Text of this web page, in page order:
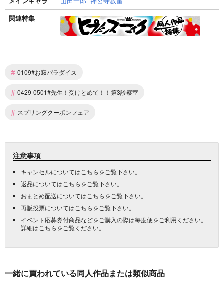
関連特集
# 0109#お寂パラダイス
# 0429-0501#先生！受けとめて！！第3診察室
# スプリングクーポンフェア
注意事項
キャンセルについては こちらをご覧下さい。
返品については こちらをご覧下さい。
おまとめ配送については こちらをご覧下さい。
再販投票については こちらをご覧下さい。
イベント応募券付商品などをご購入の際は毎度便をご利用ください。
詳細は こちらをご覧ください。
一緒に買われている同人作品または類似商品